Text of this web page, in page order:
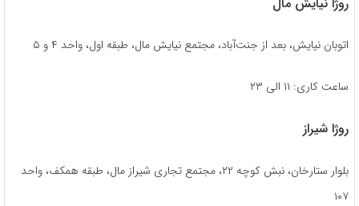
اتوبان نیایش، بعد از جنت‌آباد، مجتمع نیایش مال، طبقه اول، واحد ۴ و ۵
ساعت کاری: ۱۱ الی ۲۳
روژا شیراز
بلوار ستارخان، نبش کوچه ۲۲، مجتمع تجاری شیراز مال، طبقه همکف، واحد
۱۰۷